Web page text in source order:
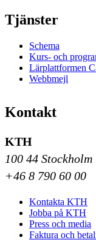
Tjänster
Schema
Kurs- och
Lärplattformen
Webbmejl
Kontakt
KTH
100 44 Stockholm
+46 8 790 60 00
Kontakta KTH
Jobba på KTH
Press och media
Faktura och